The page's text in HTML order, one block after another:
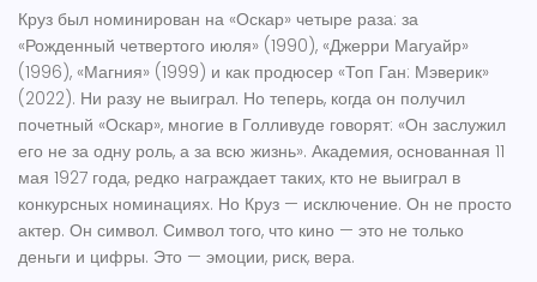
Круз был номинирован на «Оскар» четыре раза: за
«Рожденный четвертого июля» (1990), «Джерри Магуайр»
(1996), «Магния» (1999) и как продюсер «Топ Ган: Мэверик»
(2022). Ни разу не выиграл. Но теперь, когда он получил
почетный «Оскар», многие в Голливуде говорят: «Он заслужил
его не за одну роль, а за всю жизнь». Академия, основанная 11
мая 1927 года, редко награждает таких, кто не выиграл в
конкурсных номинациях. Но Круз — исключение. Он не просто
актер. Он символ. Символ того, что кино — это не только
деньги и цифры. Это — эмоции, риск, вера.